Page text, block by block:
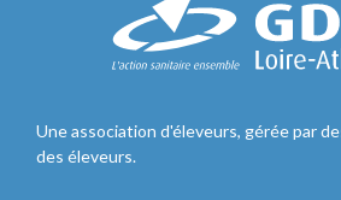
Une association d'éleveurs, gérée par
des éleveurs.